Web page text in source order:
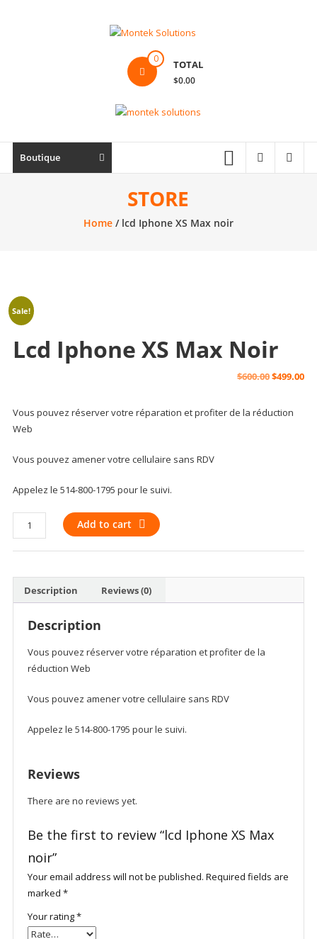
Ordinateur,
0 TOTAL
$0.00
Boutique
STORE
Home/ lcd Iphone XS Max noir
Sale!
Lcd Iphone XS Max Noir
$600.00Original
$499.00
Vous pouvez réserver votre réparation et profiter de la réduction
Web
Vous pouvez amener votre cellulaire sans RDV
Appelez le 514-800-1795 pour le suivi.
Iphone
XS
noir
quantity
Add to cart
Description Reviews (0)
Description
Vous pouvez réserver votre réparation et profiter de la
réduction Web
Vous pouvez amener votre cellulaire sans RDV
Appelez le 514-800-1795 pour le suivi.
Reviews
There are no reviews yet.
Be the first to review “lcd Iphone XS Max
noir”
Your email address will not be published. Required fields are
marked *
Your rating*